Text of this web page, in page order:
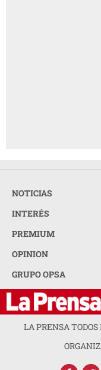
NOTICIAS
INTERÉS
PREMIUM
OPINION
GRUPO OPSA
LA PRENSA TODOS